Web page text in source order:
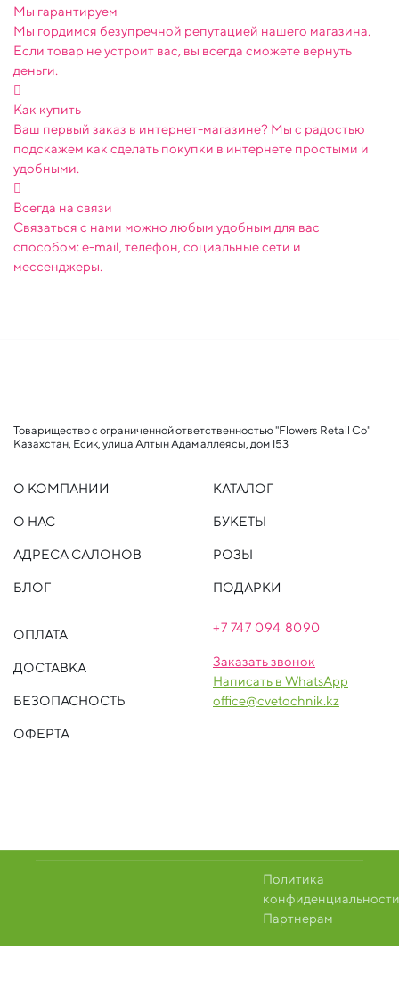
Мы гарантируем
Мы гордимся безупречной репутацией нашего магазина.
Если товар не устроит вас, вы всегда сможете вернуть
деньги.
Как купить
Ваш первый заказ в интернет-магазине? Мы с радостью
подскажем как сделать покупки в интернете простыми и
удобными.
Всегда на связи
Связаться с нами можно любым удобным для вас
способом: e-mail, телефон, социальные сети и
мессенджеры.
Товарищество с ограниченной ответственностью "Flowers Retail Co"
Казахстан, Есик, улица Алтын Адам аллеясы, дом 153
О КОМПАНИИ
О НАС
АДРЕСА САЛОНОВ
БЛОГ
КАТАЛОГ
БУКЕТЫ
РОЗЫ
ПОДАРКИ
ОПЛАТА
ДОСТАВКА
БЕЗОПАСНОСТЬ
ОФЕРТА
+7 747 094 8090
Заказать звонок
Написать в WhatsApp
office@cvetochnik.kz
Политика
Партнерам